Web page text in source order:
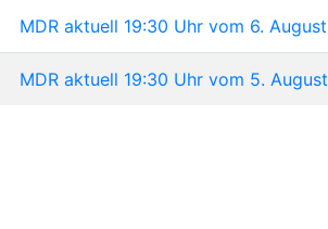
MDR aktuell 19:30 Uhr vom 6. August
MDR aktuell 19:30 Uhr vom 5. August